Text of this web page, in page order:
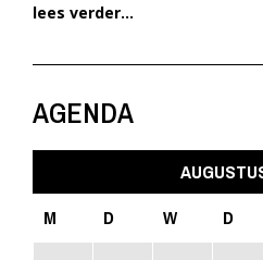
lees verder...
AGENDA
M
D W D